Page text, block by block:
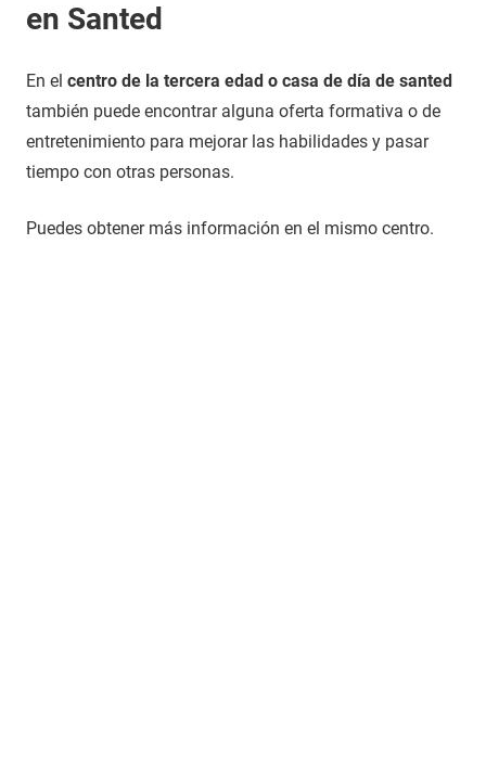
en Santed
En el centro de la tercera edad o casa de día de santed
también puede encontrar alguna oferta formativa o de
entretenimiento para mejorar las habilidades y pasar
tiempo con otras personas.
Puedes obtener más información en el mismo centro.